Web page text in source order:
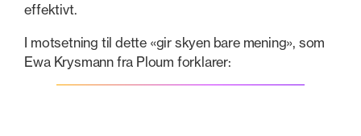
effektivt.
I motsetning til dette «gir skyen bare mening», som
Ewa Krysmann fra Ploum forklarer: